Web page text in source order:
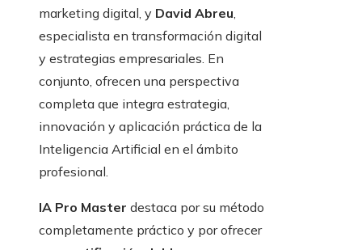
marketing digital, y David Abreu,
especialista en transformación digital
y estrategias empresariales. En
conjunto, ofrecen una perspectiva
completa que integra estrategia,
innovación y aplicación práctica de la
Inteligencia Artificial en el ámbito
profesional.
IA Pro Master destaca por su método
completamente práctico y por ofrecer